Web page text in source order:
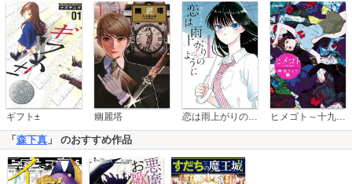
ギフト± 幽麗塔 恋は雨上がりのように ヒメゴト～十九歳の制服～
「 森下真 」 のおすすめ作品